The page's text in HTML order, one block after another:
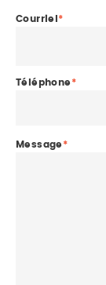
Courriel*
Téléphone*
Message*